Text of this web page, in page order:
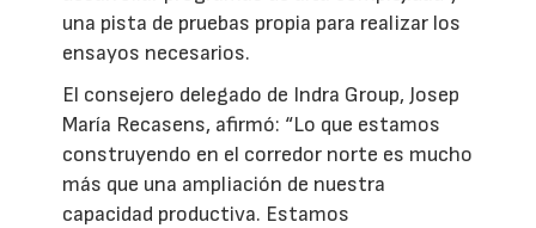
una pista de pruebas propia para realizar los
ensayos necesarios.
El consejero delegado de Indra Group, Josep
María Recasens, afirmó: “Lo que estamos
construyendo en el corredor norte es mucho
más que una ampliación de nuestra
capacidad productiva. Estamos